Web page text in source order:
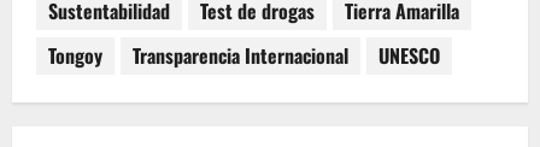
Sustentabilidad Test de drogas
Tierra Amarilla
Tongoy
Transparencia Internacional UNESCO